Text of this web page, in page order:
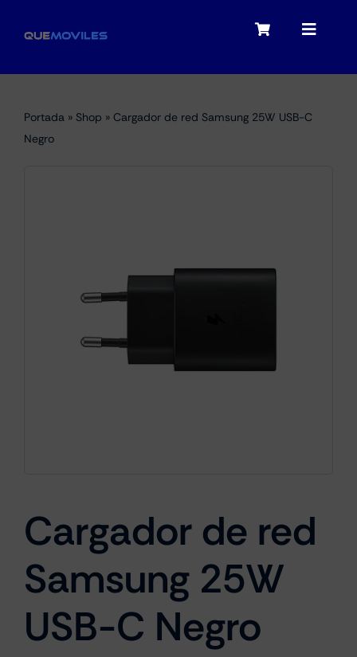
Toggle
My account
Checkout
Toggle
Smartwatches
Marcas
Portada » Shop » Cargador de red Samsung 25W USB-C
Negro
Cargador de red
Samsung 25W
USB-C Negro